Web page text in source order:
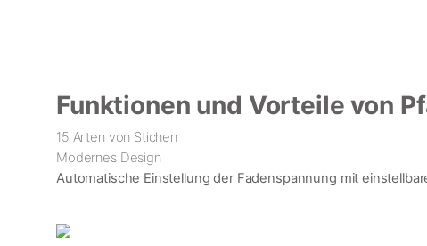
Funktionen und Vorteile von
15 Arten von Stichen
Modernes Design
Automatische Einstellung der Fadenspannung mit